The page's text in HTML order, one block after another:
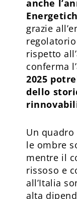
anche
grazie
rispetto
conferma
2025
dello
Un
le ombre
mentre il
rissoso e
all’Italia
alta